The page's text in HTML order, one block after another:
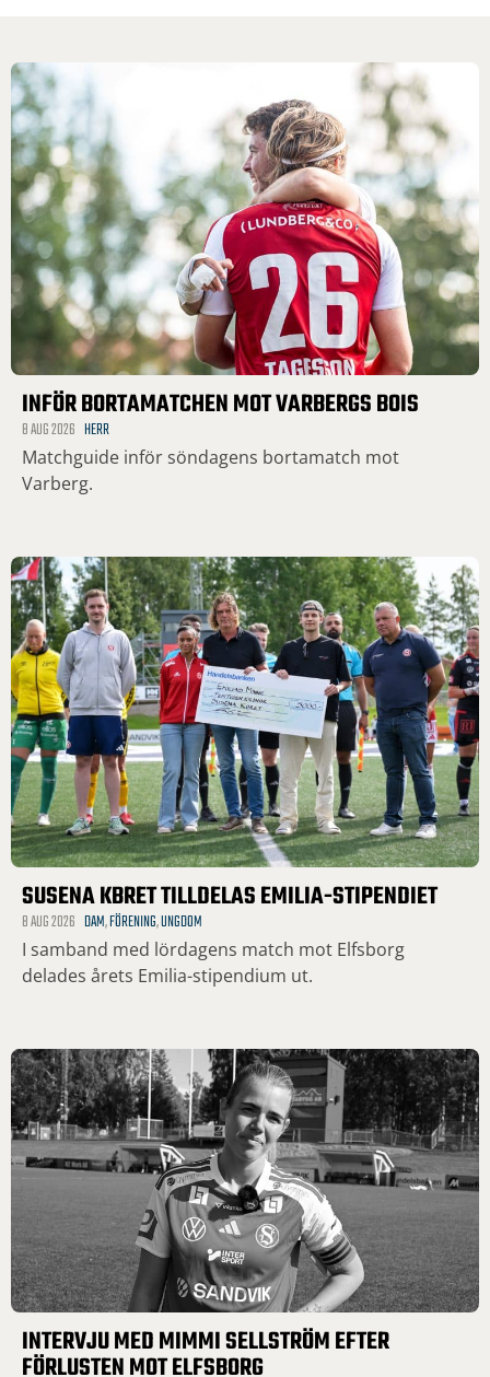
INFÖR BORTAMATCHEN MOT VARBERGS BOIS
8 AUG 2026 HERR
Matchguide inför söndagens bortamatch mot
Varberg.
SUSENA KBRET TILLDELAS EMILIA-STIPENDIET
8 AUG 2026 DAM,FÖRENING,UNGDOM
I samband med lördagens match mot Elfsborg
delades årets Emilia-stipendium ut.
INTERVJU MED MIMMI SELLSTRÖM EFTER
FÖRLUSTEN MOT ELFSBORG